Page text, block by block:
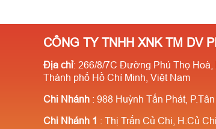
CÔNG TY TNHH XNK TM DV
Địa chỉ: 266/8/7C Đường Phú Thọ Hoà,
Thành phố Hồ Chí Minh, Việt Nam
Chi Nhánh : 988 Huỳnh Tấn Phát,
Chi Nhánh 1 : Thị Trấn Củ Chi, H.Củ